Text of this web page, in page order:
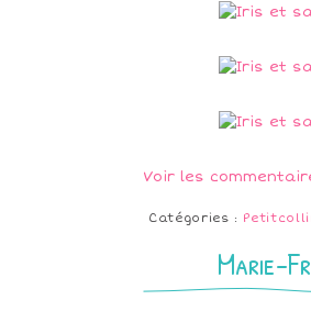
Voir les
Catégories :
Marie-